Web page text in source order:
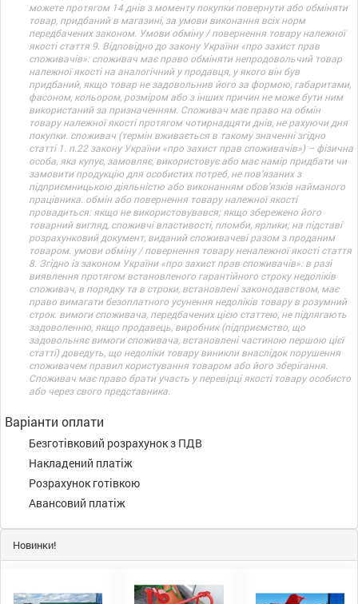
можете протягом 14 днів з моменту покупки повернути або обміняти
товар, придбаний в магазині, за умови виконання всіх норм
передбачених законом. Умови обміну / повернення товару належної
якості стаття 9. Відповідно до закону України «про захист прав
споживачів»: споживач має право обміняти непродовольчий товар
належної якості на аналогічний у продавця, у якого він був
придбаний, якщо товар не задовольнив його за формою, габаритами,
фасоном, кольором, розміром або з інших причин не може бути ним
використаний за призначенням. Споживач має право на обмін
товару належної якості протягом чотирнадцяти днів, не рахуючи дня
покупки. споживач (термін вживається в такому значенні згідно
статті 1. п.22 закону України «про захист прав споживачів») – фізична
особа, яка купує, замовляє, використовує або має намір придбати чи
замовити продукцію для особистих потреб, не пов’язаних з
підприємницькою діяльністю або виконанням обов’язків найманого
працівника. обмін або повернення товару належної якості
провадиться: якщо не використовувався; якщо збережено його
товарний вигляд, споживчі властивості, пломби, ярлики; на підставі
розрахунковий документ, виданий споживачеві разом з проданим
товаром. умови обміну / повернення товару неналежної якості стаття
8. Згідно із законом України «про захист прав споживачів»: в разі
виявлення протягом встановленого гарантійного строку недоліків
споживач, в порядку та в строки, встановлені законодавством, має
право вимагати безоплатного усунення недоліків товару в розумний
строк. вимоги споживача, передбачених цією статтею, не підлягають
задоволенню, якщо продавець, виробник (підприємство, що
задовольняє вимоги споживача, встановлені частиною першою цієї
статті) доведуть, що недоліки товару виникли внаслідок порушення
споживачем правил користування товаром або його зберігання.
Споживач має право брати участь у перевірці якості товару особисто
або через свого представника.
Варіанти оплати
Безготівковий розрахунок з ПДВ
Накладений платіж
Розрахунок готівкою
Авансовий платіж
Новинки!